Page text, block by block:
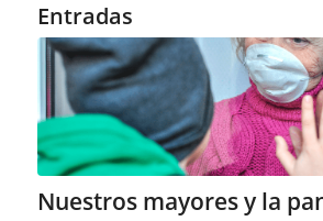
Entradas
Nuestros mayores y la